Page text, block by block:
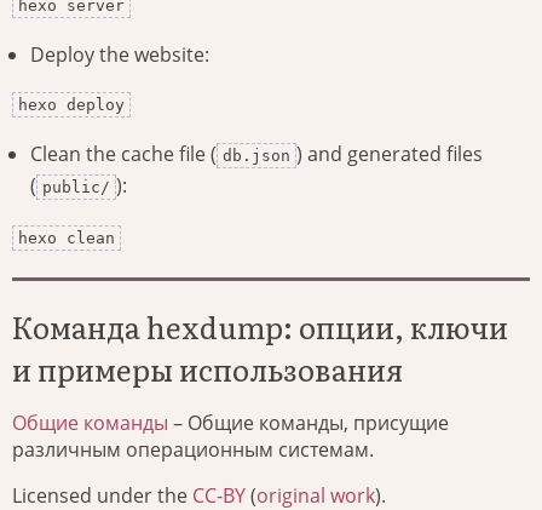
hexo server
Deploy the website:
hexo deploy
Clean the cache file ( db.json ) and generated files
( public/ ):
hexo clean
Команда hexdump: опции, ключи
и примеры использования
Общие команды – Общие команды, присущие
различным операционным системам.
Licensed under the CC-BY(original work).